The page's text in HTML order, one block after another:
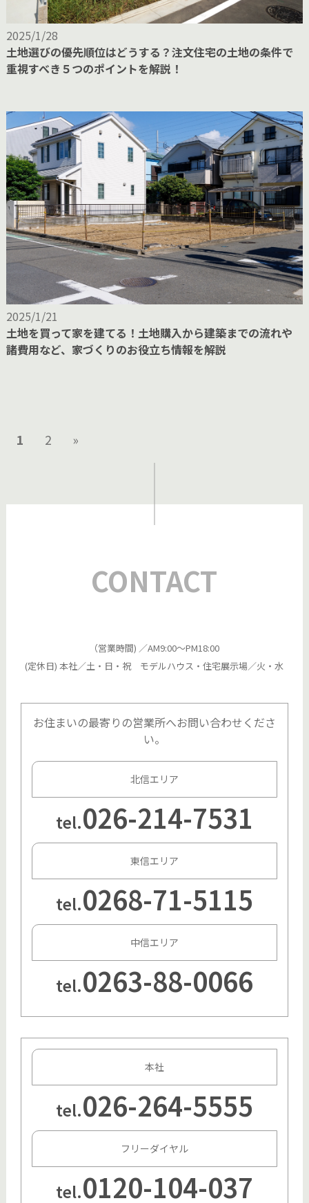
2025/1/28
土地選びの優先順位はどうする？注文住宅の土地の条件で
重視すべき５つのポイントを解説！
2025/1/21
土地を買って家を建てる！土地購入から建築までの流れや
諸費用など、家づくりのお役立ち情報を解説
1 2 »
CONTACT
（営業時間) ／AM9:00～PM18:00
(定休日) 本社／土・日・祝 モデルハウス・住宅展示場／火・水
お住まいの最寄りの営業所へお問い合わせくださ
い。
北信エリア
tel.026-214-7531
東信エリア
tel.0268-71-5115
中信エリア
tel.0263-88-0066
本社
tel.026-264-5555
フリーダイヤル
tel.0120-104-037